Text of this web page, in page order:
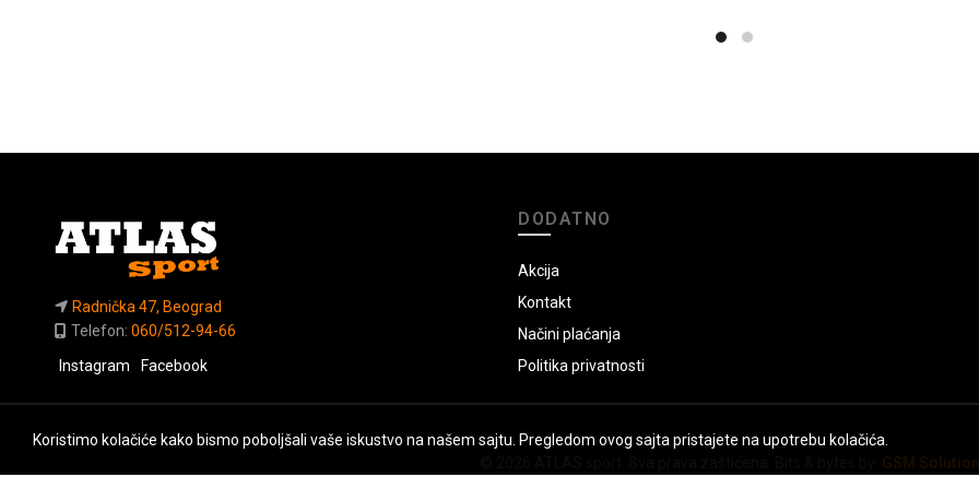
Radnička 47, Beograd
Telefon: 060/512-94-66
Instagram
Facebook
DODATNO
Akcija
Kontakt
Načini plaćanja
Politika privatnosti
GSM
Koristimo kolačiće kako bismo poboljšali vaše iskustvo na našem sajtu. Pregledom ovog sajta pristajete na upotrebu kolačića.